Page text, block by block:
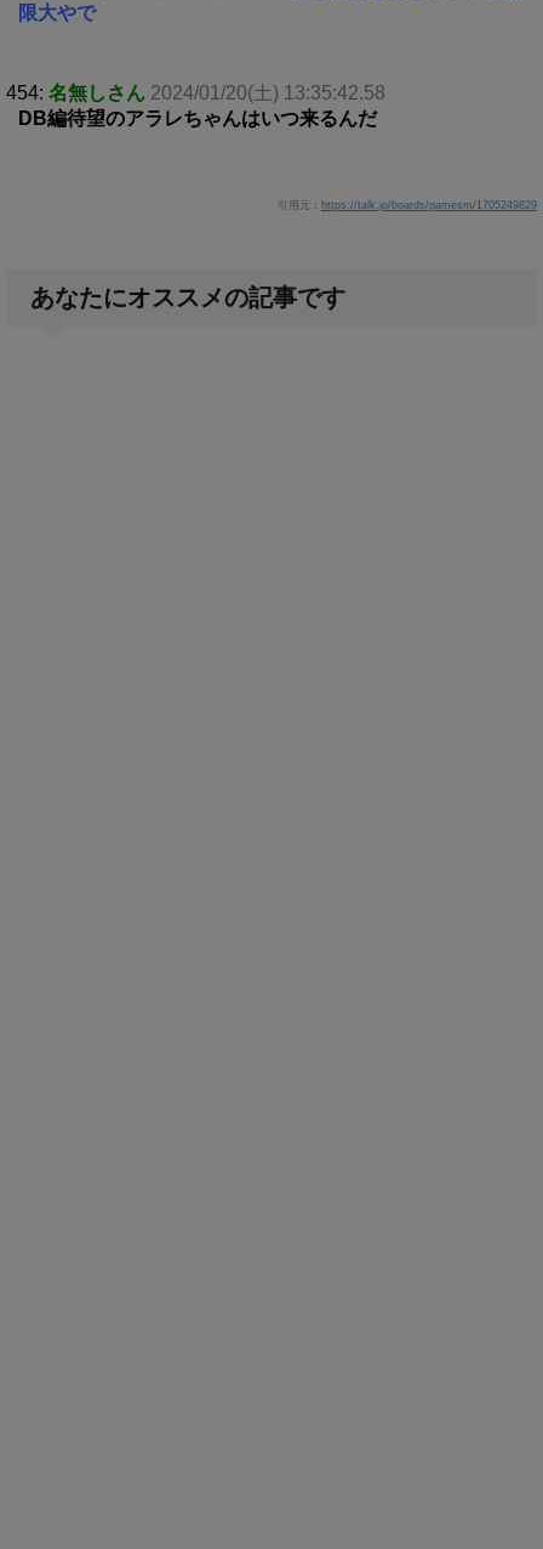
限大やで
454: 名無しさん 2024/01/20(土) 13:35:42.58
DB編待望のアラレちゃんはいつ来るんだ
引用元： https://talk.jp/boards/gamesm/1705249829
あなたにオススメの記事です